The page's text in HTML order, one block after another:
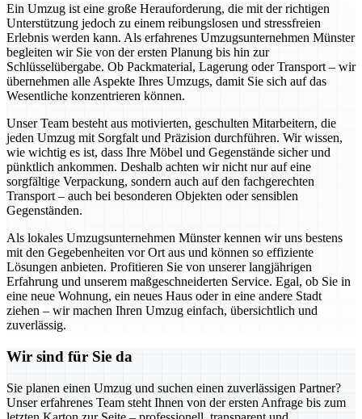
Ein Umzug ist eine große Herauforderung, die mit der richtigen
Unterstützung jedoch zu einem reibungslosen und stressfreien
Erlebnis werden kann. Als erfahrenes Umzugsunternehmen Münster
begleiten wir Sie von der ersten Planung bis hin zur
Schlüsselübergabe. Ob Packmaterial, Lagerung oder Transport – wir
übernehmen alle Aspekte Ihres Umzugs, damit Sie sich auf das
Wesentliche konzentrieren können.
Unser Team besteht aus motivierten, geschulten Mitarbeitern, die
jeden Umzug mit Sorgfalt und Präzision durchführen. Wir wissen,
wie wichtig es ist, dass Ihre Möbel und Gegenstände sicher und
pünktlich ankommen. Deshalb achten wir nicht nur auf eine
sorgfältige Verpackung, sondern auch auf den fachgerechten
Transport – auch bei besonderen Objekten oder sensiblen
Gegenständen.
Als lokales Umzugsunternehmen Münster kennen wir uns bestens
mit den Gegebenheiten vor Ort aus und können so effiziente
Lösungen anbieten. Profitieren Sie von unserer langjährigen
Erfahrung und unserem maßgeschneiderten Service. Egal, ob Sie in
eine neue Wohnung, ein neues Haus oder in eine andere Stadt
ziehen – wir machen Ihren Umzug einfach, übersichtlich und
zuverlässig.
Wir sind für Sie da
Sie planen einen Umzug und suchen einen zuverlässigen Partner?
Unser erfahrenes Team steht Ihnen von der ersten Anfrage bis zum